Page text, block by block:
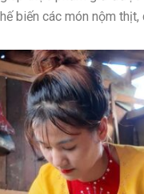
biến các món nộm thịt,